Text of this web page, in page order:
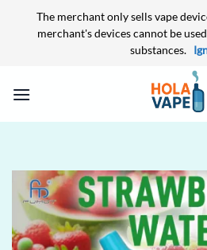
The merchant only sells vape
merchant's devices cannot be
substances.